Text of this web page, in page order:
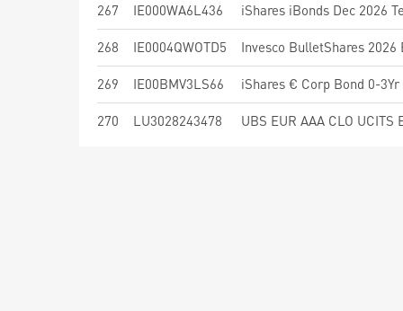
267 IE000WA6L436
268 IE0004QWOTD5
269 IE00BMV3LS66
270 LU3028243478 UBS EUR AAA CLO UCITS